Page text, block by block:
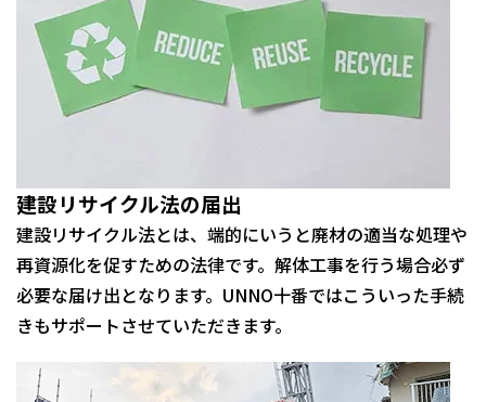
建設リサイクル法の届出
建設リサイクル法とは、端的にいうと廃材の適当な処理や
再資源化を促すための法律です。解体工事を行う場合必ず
必要な届け出となります。UNNO十番ではこういった手続
きもサポートさせていただきます。